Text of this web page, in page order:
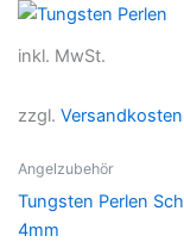
inkl. MwSt.
zzgl. Versandkosten
Angelzubehör
Tungsten Perlen
4mm